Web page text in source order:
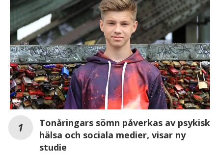
Tonåringars sömn påverkas av psykisk
hälsa och sociala medier, visar ny
studie